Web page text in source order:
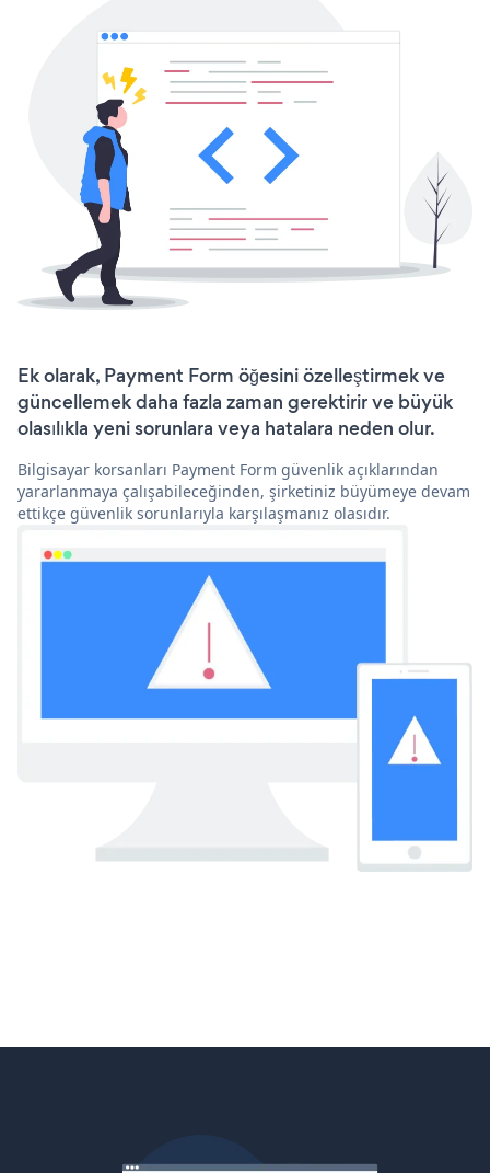
Ek olarak, Payment Form öğesini özelleştirmek ve
güncellemek daha fazla zaman gerektirir ve büyük
olasılıkla yeni sorunlara veya hatalara neden olur.
Bilgisayar korsanları Payment Form güvenlik açıklarından
yararlanmaya çalışabileceğinden, şirketiniz büyümeye devam
ettikçe güvenlik sorunlarıyla karşılaşmanız olasıdır.